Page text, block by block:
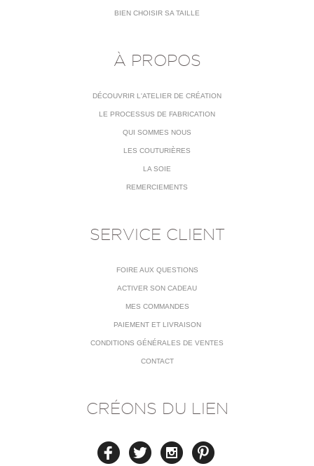
BIEN CHOISIR SA TAILLE
À PROPOS
DÉCOUVRIR L'ATELIER DE CRÉATION
LE PROCESSUS DE FABRICATION
QUI SOMMES NOUS
LES COUTURIÈRES
LA SOIE
REMERCIEMENTS
SERVICE CLIENT
FOIRE AUX QUESTIONS
ACTIVER SON CADEAU
MES COMMANDES
PAIEMENT ET LIVRAISON
CONDITIONS GÉNÉRALES DE VENTES
CONTACT
CRÉONS DU LIEN